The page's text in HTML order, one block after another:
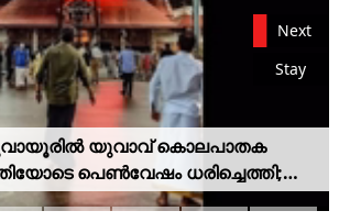
Next
Stay
യുവാവ് കൊലപാതക
പെണ്‍വേഷം ധരിച്ചെത്തി;
തകര്‍ത്ത് പോലീസ്